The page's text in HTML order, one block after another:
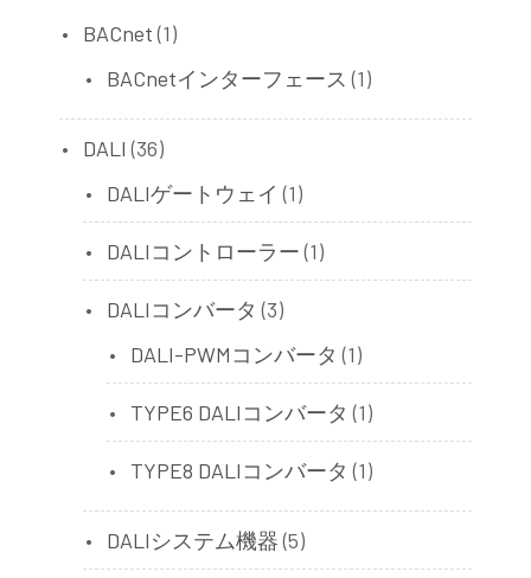
BACnet (1)
BACnetインターフェース (1)
DALI (36)
DALIゲートウェイ (1)
DALIコントローラー (1)
DALIコンバータ (3)
DALI-PWMコンバータ (1)
TYPE6 DALIコンバータ (1)
TYPE8 DALIコンバータ (1)
DALIシステム機器 (5)